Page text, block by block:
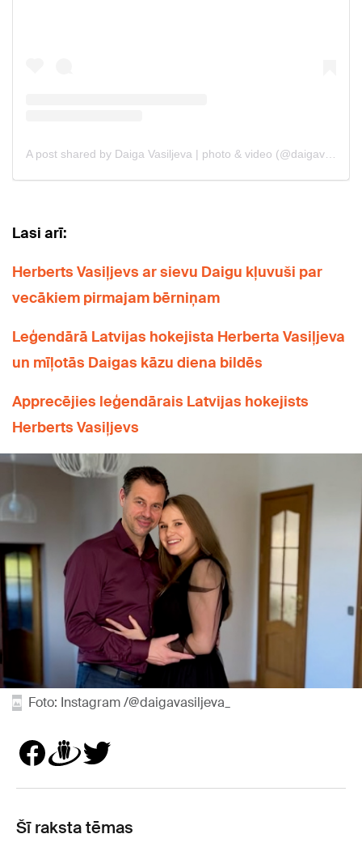
Lasi arī:
Herberts Vasiļjevs ar sievu Daigu kļuvuši par
vecākiem pirmajam bērniņam
Leģendārā Latvijas hokejista Herberta Vasiļjeva
un mīļotās Daigas kāzu diena bildēs
Apprecējies leģendārais Latvijas hokejists
Herberts Vasiļjevs
Foto: Instagram /@daigavasiljeva_
Šī raksta tēmas